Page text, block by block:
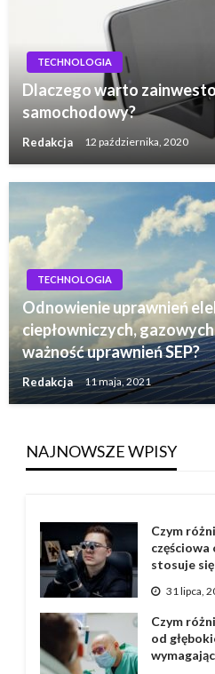
TECHNOLOGIA
Dlaczego warto
samochodowy?
Redakcja 12 października, 2020
TECHNOLOGIA
Odnowienie uprawnień
ciepłowniczych,
ważność uprawnień SEP?
Redakcja 11 maja, 2021
NAJNOWSZE WPISY
Czym
stosuje
31 lipca,
Czym
od